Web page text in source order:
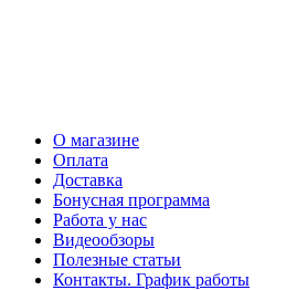
О магазине
Оплата
Доставка
Бонусная программа
Работа у нас
Видеообзоры
Полезные статьи
Контакты. График работы